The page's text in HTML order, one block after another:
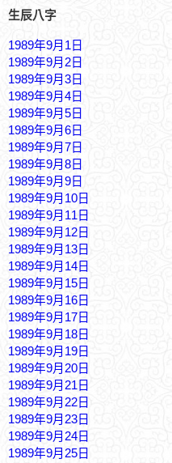
生辰八字
1989年9月1日
1989年9月2日
1989年9月3日
1989年9月4日
1989年9月5日
1989年9月6日
1989年9月7日
1989年9月8日
1989年9月9日
1989年9月10日
1989年9月11日
1989年9月12日
1989年9月13日
1989年9月14日
1989年9月15日
1989年9月16日
1989年9月17日
1989年9月18日
1989年9月19日
1989年9月20日
1989年9月21日
1989年9月22日
1989年9月23日
1989年9月24日
1989年9月25日